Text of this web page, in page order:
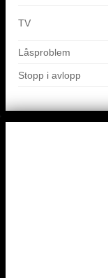
TV
Låsproblem
Stopp i avlopp